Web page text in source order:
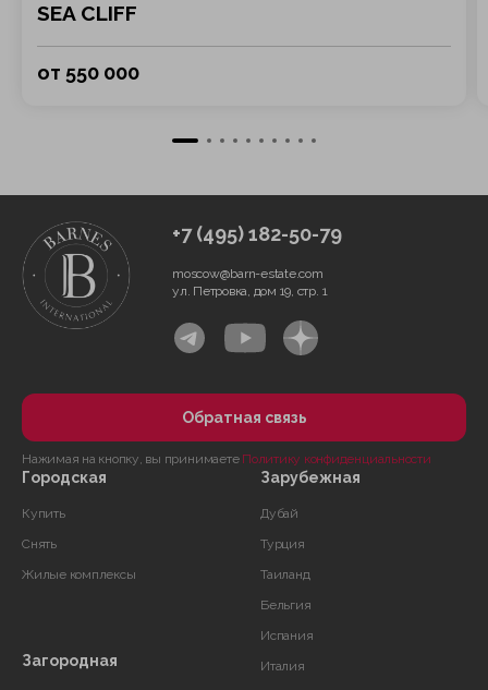
SEA CLIFF
от 550 000
Городская
Купить
Снять
Жилые комплексы
Загородная
Зарубежная
Дубай
Турция
Таиланд
Бельгия
Испания
Италия
+7 (495) 182-50-79
moscow@barn-estate.com
ул. Петровка, дом 19, стр. 1
Обратная связь
Нажимая на кнопку, вы принимаете Политику конфиденциальности